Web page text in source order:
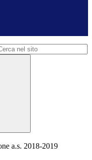
a.s. 2018-2019